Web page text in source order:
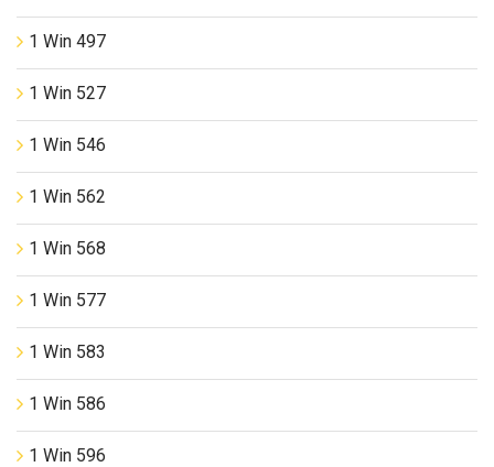
1 Win 497
1 Win 527
1 Win 546
1 Win 562
1 Win 568
1 Win 577
1 Win 583
1 Win 586
1 Win 596